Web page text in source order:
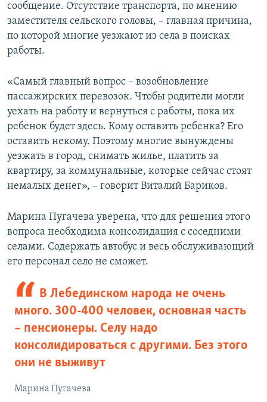
сообщение. Отсутствие транспорта, по мнению
заместителя сельского головы, – главная причина,
по которой многие уезжают из села в поисках
работы.
«Самый главный вопрос – возобновление
пассажирских перевозок. Чтобы родители могли
уехать на работу и вернуться с работы, пока их
ребенок будет здесь. Кому оставить ребенка? Его
оставить некому. Поэтому многие вынуждены
уезжать в город, снимать жилье, платить за
квартиру, за коммунальные, которые сейчас стоят
немалых денег», – говорит Виталий Бариков.
Марина Пугачева уверена, что для решения этого
вопроса необходима консолидация с соседними
селами. Содержать автобус и весь обслуживающий
его персонал село не сможет.
В Лебединском народа не очень
много. 300-400 человек, основная часть
– пенсионеры. Селу надо
консолидироваться с другими. Без этого
они не выживут
Марина Пугачева